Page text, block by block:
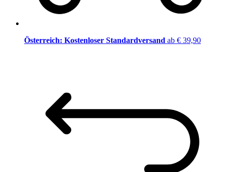
Österreich: Kostenloser Standardversand ab € 39,90